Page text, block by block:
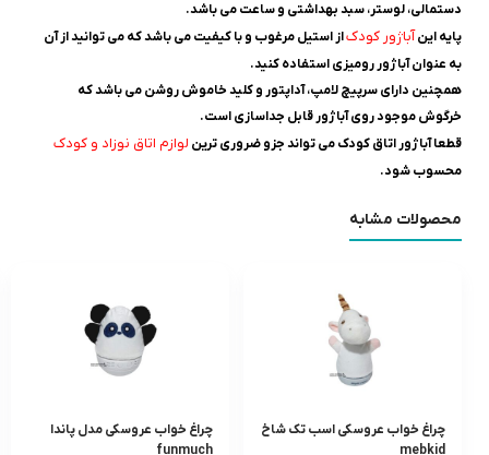
دستمالی، لوستر، سبد بهداشتی و ساعت می باشد.
پایه اینآباژور کودکاز استیل مرغوب و با کیفیت می باشد که می توانید از آن
به عنوان آباژور رومیزی استفاده کنید.
همچنین دارای سرپیچ لامپ، آداپتور و کلید خاموش روشن می باشد که
خرگوش موجود روی آباژور قابل جداسازی است.
قطعا آباژور اتاق کودک می تواند جزو ضروری ترین لوازم اتاق نوزاد و کودک
محسوب شود.
محصولات مشابه
چراغ خواب عروسکی اسب تک شاخ
mebkid
چراغ خواب عروسکی مدل پاندا
funmuch